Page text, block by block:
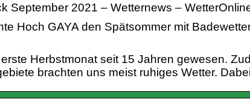
September 2021 – Wetternews –
Hoch GAYA den Spätsommer mit
Herbstmonat seit 15 Jahren gewesen.
brachten uns meist ruhiges Wetter.